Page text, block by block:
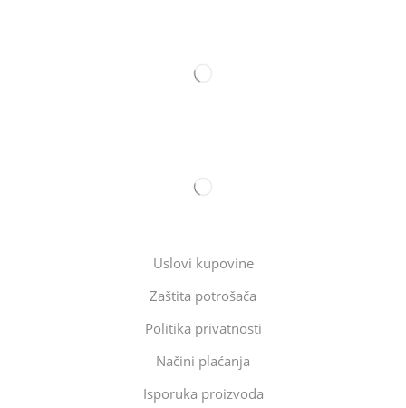
Uslovi kupovine
Zaštita potrošača
Politika privatnosti
Načini plaćanja
Isporuka proizvoda